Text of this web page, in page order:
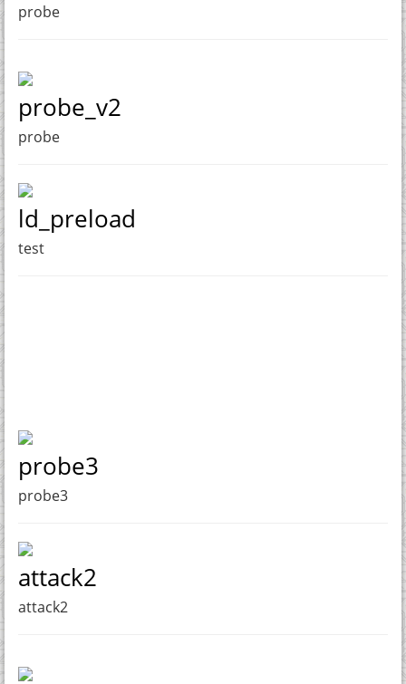
probe
probe_v2
probe
ld_preload
test
probe3
probe3
attack2
attack2